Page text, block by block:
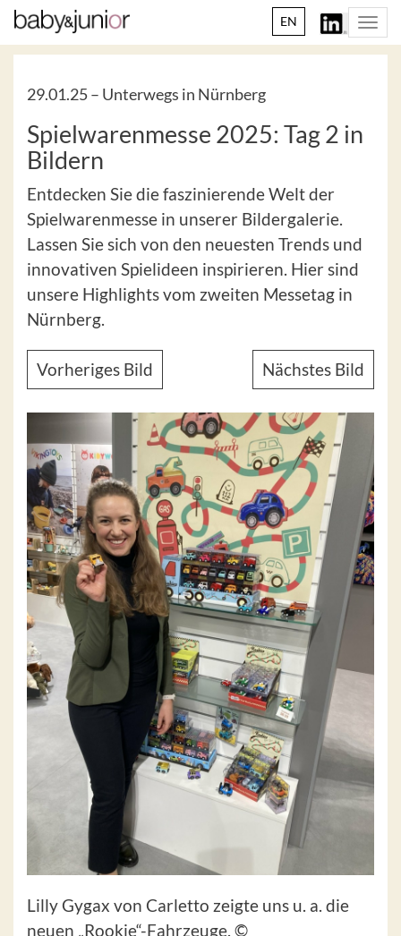
EN
29.01.25 – Unterwegs in Nürnberg
Spielwarenmesse 2025: Tag 2 in
Bildern
Entdecken Sie die faszinierende Welt der
Spielwarenmesse in unserer Bildergalerie.
Lassen Sie sich von den neuesten Trends und
innovativen Spielideen inspirieren. Hier sind
unsere Highlights vom zweiten Messetag in
Nürnberg.
Vorheriges Bild Nächstes Bild
Lilly Gygax von Carletto zeigte uns u. a. die
neuen „Rookie“-Fahrzeuge. ©